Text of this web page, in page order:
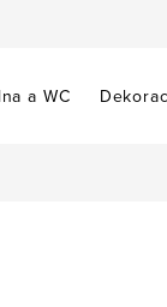
a WC